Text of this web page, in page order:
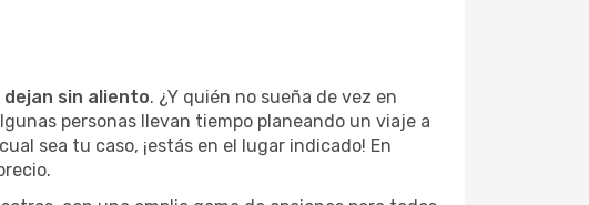
sin aliento. ¿Y quién no sueña de vez en
personas llevan tiempo planeando un viaje a
sea tu caso, ¡estás en el lugar indicado! En